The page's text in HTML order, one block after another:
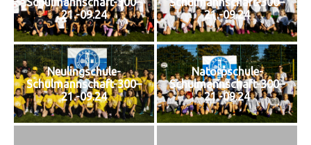
21.-09.24
21.-09.24
Neulingschule-
Schulmannschaft-300–
21.-09.24
Natorpschule-
Schulmannschaft-300–
21.-09.24